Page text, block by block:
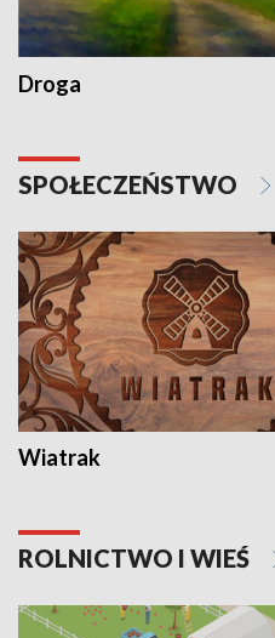
Droga
SPOŁECZEŃSTWO
Wiatrak
ROLNICTWO I WIEŚ